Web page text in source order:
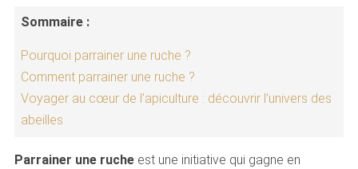
Sommaire :
Pourquoi parrainer une ruche ?
Comment parrainer une ruche ?
Voyager au cœur de l’apiculture : découvrir l’univers des
abeilles
Parrainer une rucheest une initiative qui gagne en